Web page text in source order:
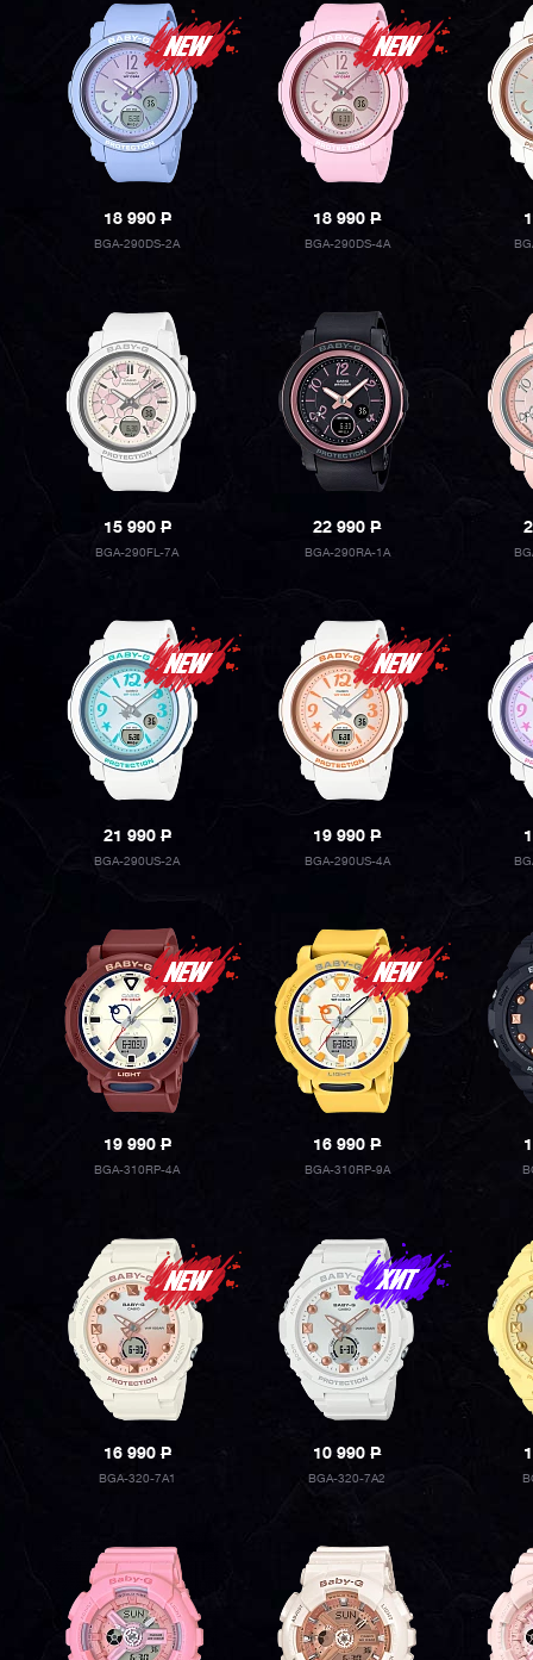
18 990P
BGA-290DS-2A
18 990P
BGA-290DS-4A
15 990P
BGA-290FL-7A
22 990P
BGA-290RA-1A
21 990P
BGA-290US-2A
19 990P
BGA-290US-4A
19 990P
BGA-310RP-4A
16 990P
BGA-310RP-9A
16 990P
BGA-320-7A1
10 990P
BGA-320-7A2